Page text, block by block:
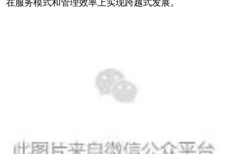
在服务模式和管理效率上实现跨越式发展。